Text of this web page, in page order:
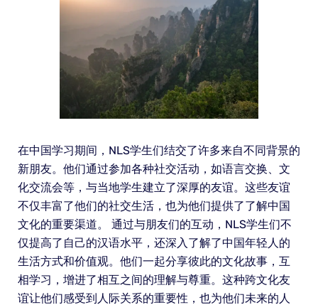
在中国学习期间，NLS学生们结交了许多来自不同背景的
新朋友。他们通过参加各种社交活动，如语言交换、文
化交流会等，与当地学生建立了深厚的友谊。这些友谊
不仅丰富了他们的社交生活，也为他们提供了了解中国
文化的重要渠道。 通过与朋友们的互动，NLS学生们不
仅提高了自己的汉语水平，还深入了解了中国年轻人的
生活方式和价值观。他们一起分享彼此的文化故事，互
相学习，增进了相互之间的理解与尊重。这种跨文化友
谊让他们感受到人际关系的重要性，也为他们未来的人